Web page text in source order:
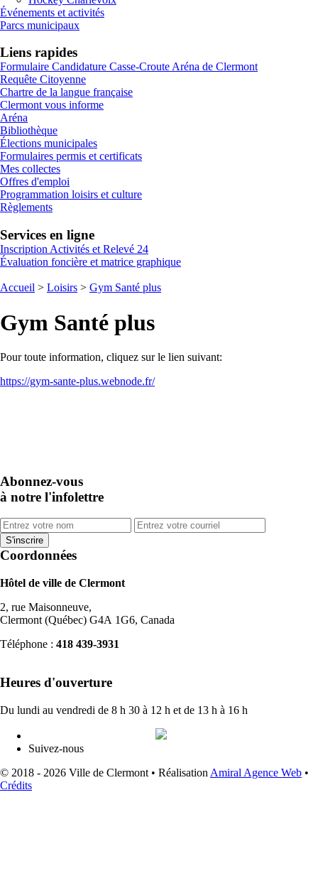
Événements et activités
Parcs municipaux
Liens rapides
Formulaire Candidature Casse-Croute Aréna de Clermont
Requête Citoyenne
Chartre de la langue française
Clermont vous informe
Aréna
Bibliothèque
Élections municipales
Formulaires permis et certificats
Mes collectes
Offres d'emploi
Programmation loisirs et culture
Règlements
Services en ligne
Inscription Activités et Relevé 24
Évaluation foncière et matrice graphique
Accueil > Loisirs > Gym Santé plus
Gym Santé plus
Pour toute information, cliquez sur le lien suivant:
https://gym-sante-plus.webnode.fr/
Abonnez-vous
à notre l'infolettre
Coordonnées
Hôtel de ville de Clermont
2, rue Maisonneuve,
Clermont (Québec) G4A 1G6, Canada
Téléphone : 418 439-3931
Heures d'ouverture
Du lundi au vendredi de 8 h 30 à 12 h et de 13 h à 16 h
Suivez-nous
© 2018 - 2026 Ville de Clermont • Réalisation Amiral Agence Web •
Crédits